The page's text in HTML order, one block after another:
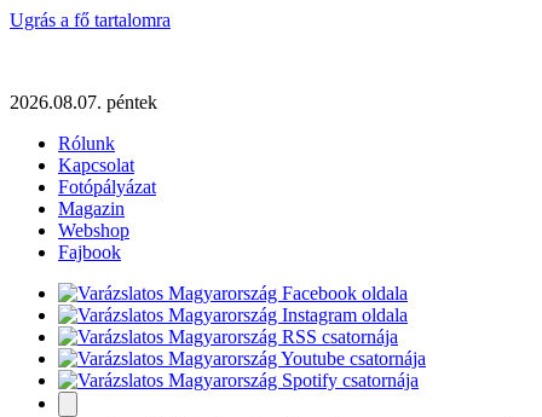
Ugrás a fő tartalomra
2026.08.07. péntek
Rólunk
Kapcsolat
Fotópályázat
Magazin
Webshop
Fajbook